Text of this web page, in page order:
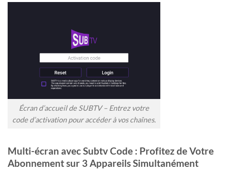
Écran d’accueil de SUBTV – Entrez votre
code d’activation pour accéder à vos chaînes.
Multi-écran avecSubtvCode : Profitez de Votre
Abonnement sur 3 Appareils Simultanément